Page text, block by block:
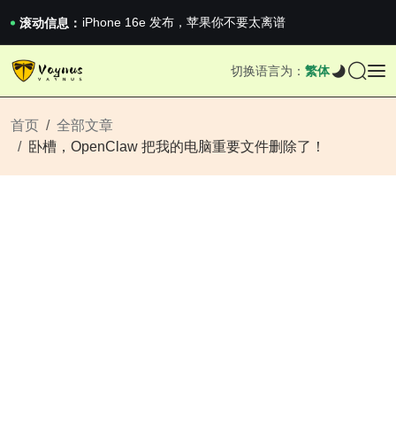
滚动信息： 2026澳网男单收官：全满贯对上全满亚，德约...
《巅峰守卫 Highguard》正式上线，官...
iPhone 16e 发布，苹果你不要太离谱
切换语言为： 繁体
首页
全部文章
卧槽，OpenClaw 把我的电脑重要文件删除了！